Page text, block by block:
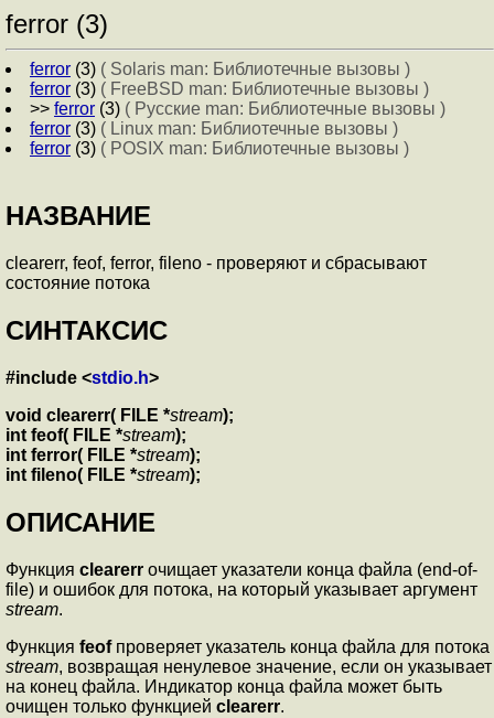
ferror (3)
ferror (3) ( Solaris man: Библиотечные вызовы )
ferror (3) ( FreeBSD man: Библиотечные вызовы )
>> ferror (3) ( Русские man: Библиотечные вызовы )
ferror (3) ( Linux man: Библиотечные вызовы )
ferror (3) ( POSIX man: Библиотечные вызовы )
НАЗВАНИЕ
clearerr, feof, ferror, fileno - проверяют и сбрасывают
состояние потока
СИНТАКСИС
#include <stdio.h>
void clearerr( FILE *stream);
int feof( FILE *stream);
int ferror( FILE *stream);
int fileno( FILE *stream);
ОПИСАНИЕ
Функция clearerr очищает указатели конца файла (end-of-
file) и ошибок для потока, на который указывает аргумент
stream.
Функция feofпроверяет указатель конца файла для потока
stream, возвращая ненулевое значение, если он указывает
на конец файла. Индикатор конца файла может быть
очищен только функцией clearerr.